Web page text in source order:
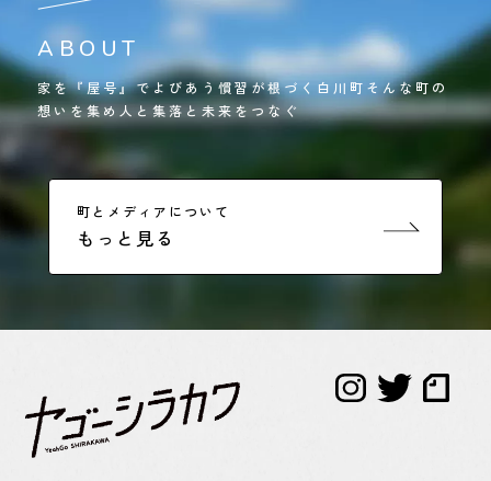
ABOUT
家を『屋号』でよびあう慣習が根づく白川町そんな町の
想いを集め人と集落と未来をつなぐ
町とメディアについて
もっと見る